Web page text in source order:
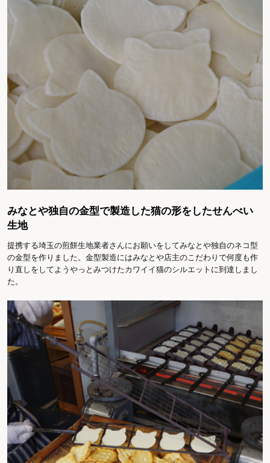
みなとや独自の金型で製造した猫の形をしたせんべい
生地
提携する埼玉の煎餅生地業者さんにお願いをしてみなとや独自のネコ型
の金型を作りました。金型製造にはみなとや店主のこだわりで何度も作
り直しをしてようやっとみつけたカワイイ猫のシルエットに到達しまし
た。